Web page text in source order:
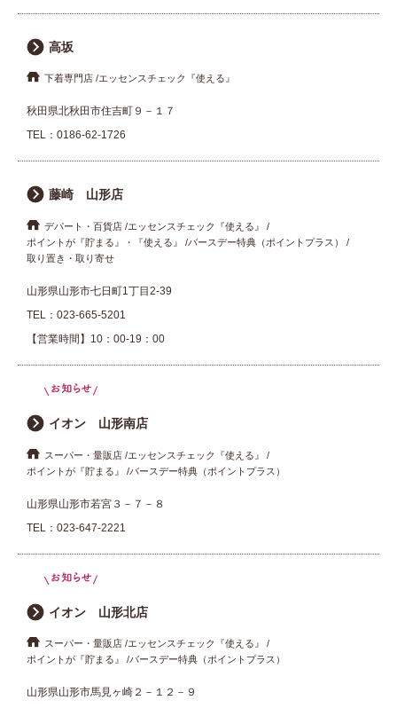
高坂
下着専門店 エッセンスチェック『使える』
秋田県北秋田市住吉町９－１７
TEL： 0186-62-1726
藤崎 山形店
デパート・百貨店 エッセンスチェック『使える』
ポイントが『貯まる』・『使える』
バースデー特典（ポイントプラス）
取り置き・取り寄せ
山形県山形市七日町1丁目2-39
TEL： 023-665-5201
【営業時間】10：00-19：00
イオン 山形南店
スーパー・量販店 エッセンスチェック『使える』
ポイントが『貯まる』
バースデー特典（ポイントプラス）
山形県山形市若宮３－７－８
TEL： 023-647-2221
イオン 山形北店
スーパー・量販店 エッセンスチェック『使える』
ポイントが『貯まる』
バースデー特典（ポイントプラス）
山形県山形市馬見ヶ崎２－１２－９